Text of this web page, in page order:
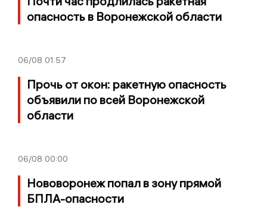
опасность в Воронежской области
06/08 01:57
Прочь от окон: ракетную опасность
объявили по всей Воронежской
области
06/08 00:00
Нововоронеж попал в зону прямой
БПЛА-опасности